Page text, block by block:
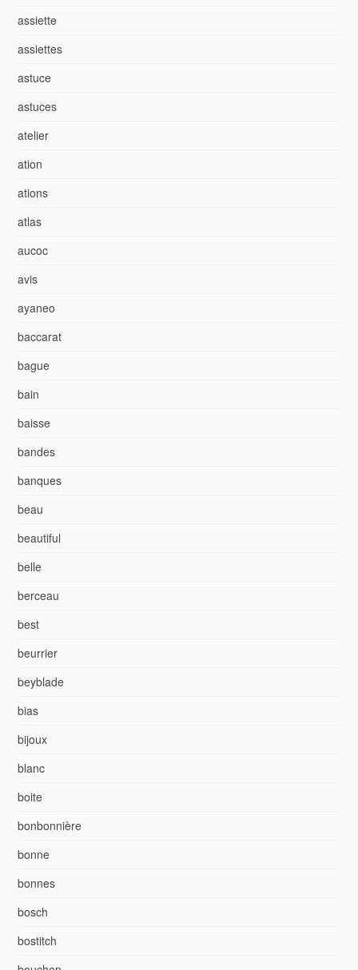
assiette
assiettes
astuce
astuces
atelier
ation
ations
atlas
aucoc
avis
ayaneo
baccarat
bague
bain
baisse
bandes
banques
beau
beautiful
belle
berceau
best
beurrier
beyblade
bias
bijoux
blanc
boite
bonbonnière
bonne
bonnes
bosch
bostitch